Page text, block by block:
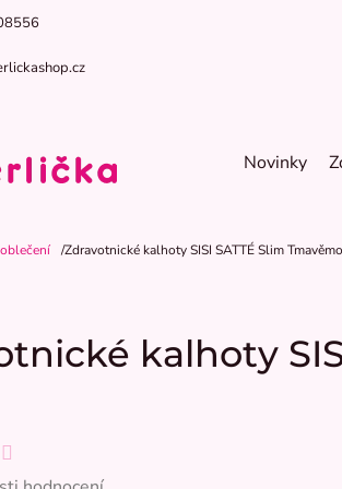
Novinky
Zdravotnické kalhoty SISI SATTÉ Slim
kalhoty